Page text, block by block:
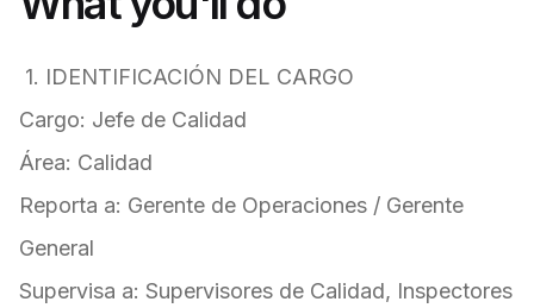
1. IDENTIFICACIÓN DEL CARGO
Cargo: Jefe de Calidad
Área: Calidad
Reporta a: Gerente de Operaciones / Gerente
General
Supervisa a: Supervisores de Calidad, Inspectores